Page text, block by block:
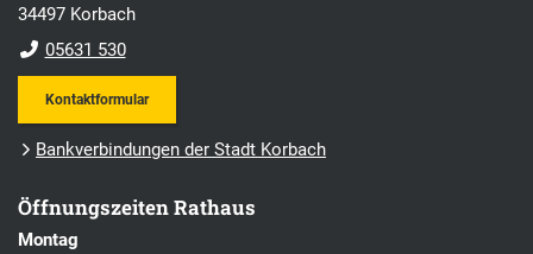
34497 Korbach
05631 530
Kontaktformular
Bankverbindungen der Stadt Korbach
Öffnungszeiten Rathaus
Montag